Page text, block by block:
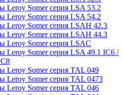
Leroy Somer серия LSA 53.2
Leroy Somer серия LSA 54.2
Leroy Somer серия LSAH 42.3
Leroy Somer серия LSAH 44.3
Leroy Somer серия LSAC
Leroy Somer серия LSA 49.1 IC6 /
Leroy Somer серия TAL 049
Leroy Somer серия TAL 0473
Leroy Somer серия TAL 046